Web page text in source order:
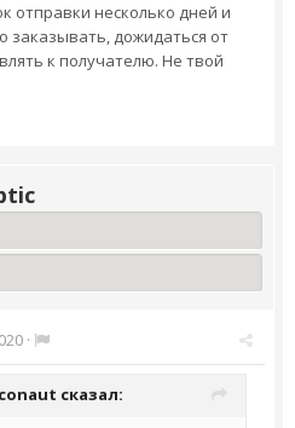
отправки несколько дней и
заказывать, дожидаться от
к получателю. Не твой
·
сказал: